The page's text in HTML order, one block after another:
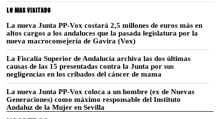
LO MAS VISITADO
La nueva Junta PP-Vox costará 2,5 millones de euros más en
altos cargos a los andaluces que la pasada legislatura por la
nueva macroconsejería de Gavira (Vox)
La Fiscalía Superior de Andalucía archiva las dos últimas
causas de las 15 presentadas contra la Junta por sus
negligencias en los cribados del cáncer de mama
La nueva Junta PP-Vox coloca a un hombre (ex de Nuevas
Generaciones) como máximo responsable del Instituto
Andaluz de la Mujer en Sevilla